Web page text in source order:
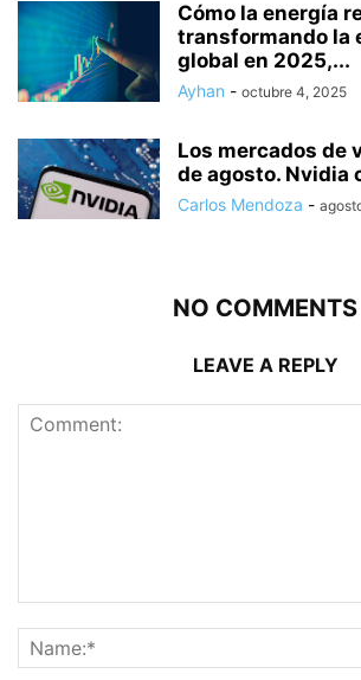
Cómo la energía
transformando la
global en 2025,...
Ayhan - octubre 4, 2025
Los mercados de
de agosto. Nvidia
Carlos Mendoza -
NO COMMENTS
LEAVE A REPLY